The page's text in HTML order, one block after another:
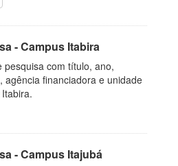
- Campus Itabira
pesquisa com título, ano,
agência financiadora e unidade
- Campus Itajubá